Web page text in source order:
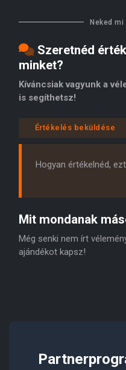
Neked mi
Szeretnéd
minket?
Kíváncsiak vagyunk a
is segíthetsz!
Értékelés beküldése
Hogyan értékelnéd,
Mit mondanak
Még senki nem írt
ajándékot kapsz!